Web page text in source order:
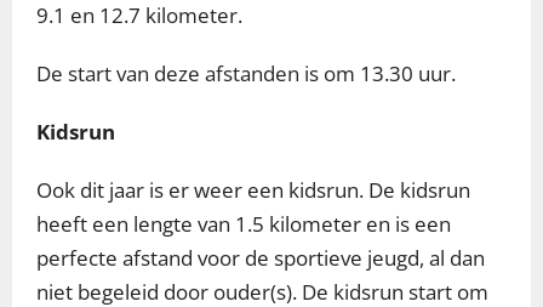
9.1 en 12.7 kilometer.
De start van deze afstanden is om 13.30 uur.
Kidsrun
Ook dit jaar is er weer een kidsrun. De kidsrun
heeft een lengte van 1.5 kilometer en is een
perfecte afstand voor de sportieve jeugd, al dan
niet begeleid door ouder(s). De kidsrun start om